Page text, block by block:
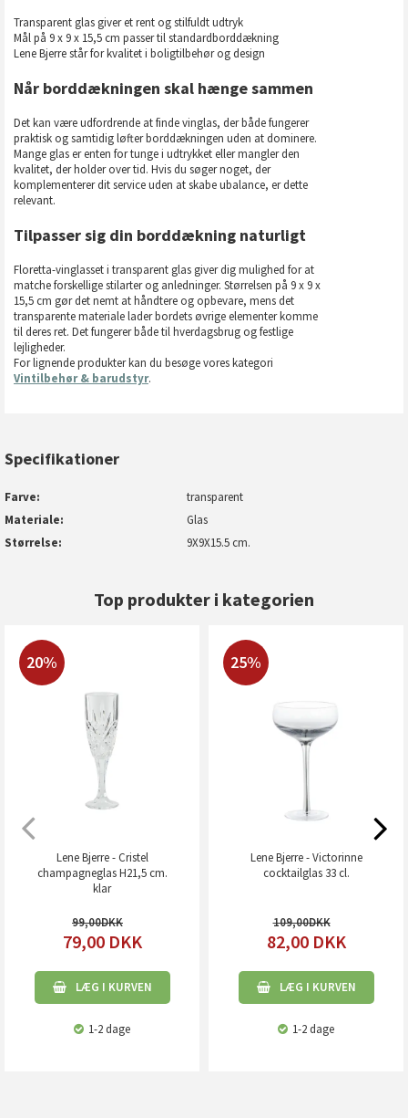
Transparent glas giver et rent og stilfuldt udtryk
Mål på 9 x 9 x 15,5 cm passer til standardborddækning
Lene Bjerre står for kvalitet i boligtilbehør og design
Når borddækningen skal hænge sammen
Det kan være udfordrende at finde vinglas, der både fungerer
praktisk og samtidig løfter borddækningen uden at dominere.
Mange glas er enten for tunge i udtrykket eller mangler den
kvalitet, der holder over tid. Hvis du søger noget, der
komplementerer dit service uden at skabe ubalance, er dette
relevant.
Tilpasser sig din borddækning naturligt
Floretta-vinglasset i transparent glas giver dig mulighed for at
matche forskellige stilarter og anledninger. Størrelsen på 9 x 9 x
15,5 cm gør det nemt at håndtere og opbevare, mens det
transparente materiale lader bordets øvrige elementer komme
til deres ret. Det fungerer både til hverdagsbrug og festlige
lejligheder.
For lignende produkter kan du besøge vores kategori
Vintilbehør & barudstyr.
Specifikationer
Farve
transparent
Materiale
Glas
Størrelse
9X9X15.5 cm.
Top produkter i kategorien
20%
Lene Bjerre - Cristel
champagneglas H21,5 cm.
klar
99,00
79,00 DKK
LÆG I KURVEN
1-2 dage
25%
Lene Bjerre - Victorinne
cocktailglas 33 cl.
109,00
82,00 DKK
LÆG I KURVEN
1-2 dage